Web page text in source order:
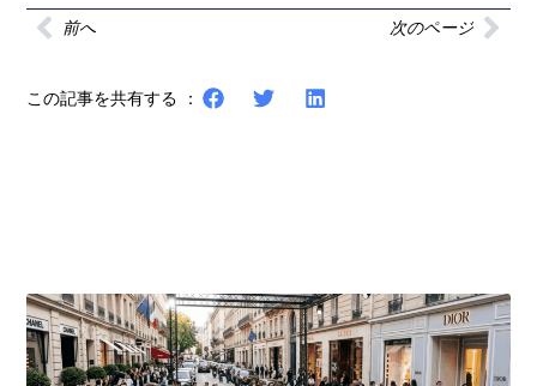
前へ 次のページ
この記事を共有する ：
その他の記事